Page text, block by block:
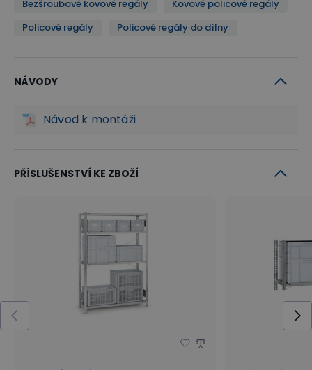
Bezšroubové kovové regály
Kovové policové regály
Policové regály
Policové regály do dílny
NÁVODY
Návod k montáži
PŘÍSLUŠENSTVÍ KE ZBOŽÍ